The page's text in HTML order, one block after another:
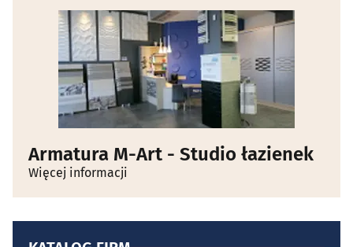
Armatura M-Art - Studio łazienek
Więcej informacji